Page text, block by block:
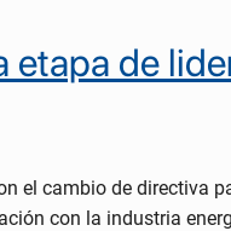
de
el cambio de directiva
con la industria